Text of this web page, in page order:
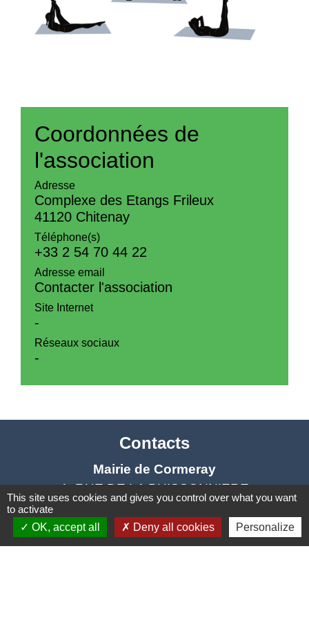
Coordonnées de
l'association
Adresse
Complexe des Etangs Frileux
41120 Chitenay
Téléphone(s)
+33 2 54 70 44 22
Adresse email
Contacter l'association
Site Internet
-
Réseaux sociaux
-
Contacts
Mairie de Cormeray
1, RUE DE LA BUISSONNIERE
41120 Cormeray - FRANCE
+33 2 54 44 26 19
Contact par formulaire
This site uses cookies and gives you control over what you want
to activate
OK, accept all
Deny all cookies Personalize